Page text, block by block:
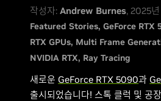
작성자:Andrew Burnes, 2025
Featured Stories GeForce RTX
RTX GPUs Multi Frame
NVIDIA RTX Ray Tracing
새로운 GeForce RTX 5090과
출시되었습니다! 스톡 클럭 및 공